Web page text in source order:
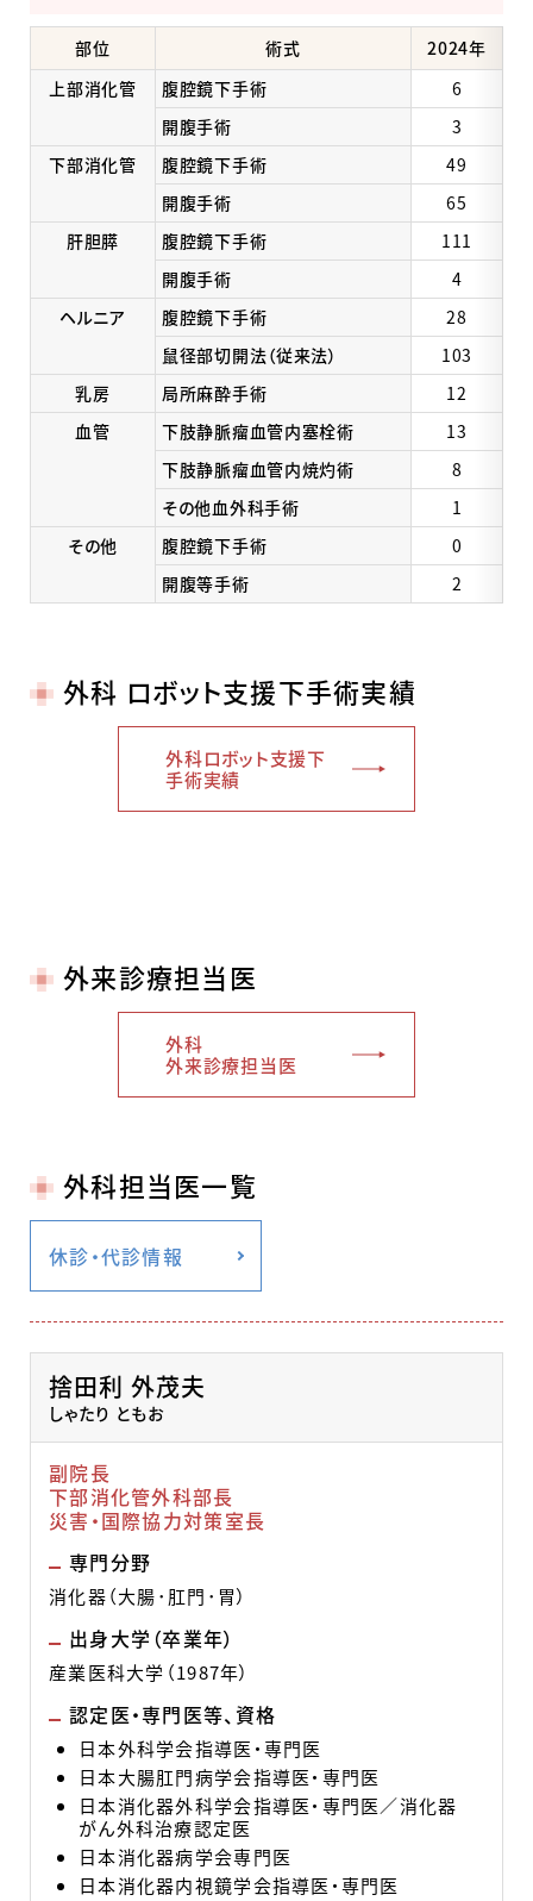
部位 術式
2024年
上部消化管
腹腔鏡下手術
6
開腹手術
3
下部消化管
腹腔鏡下手術
49
開腹手術
65
肝胆膵
腹腔鏡下手術
111
開腹手術
4
ヘルニア
腹腔鏡下手術
28
鼠径部切開法（従来法）
103
乳房
局所麻酔手術
12
血管
下肢静脈瘤血管内塞栓術
13
下肢静脈瘤血管内焼灼術
8
その他血外科手術
1
その他
腹腔鏡下手術
0
開腹等手術
2
外科 ロボット支援下手術実績
外科ロボット支援下
手術実績
外来診療担当医
外科
外来診療担当医
外科担当医一覧
休診・代診情報
捨田利 外茂夫
しゃたり ともお
副院長
下部消化管外科部長
災害・国際協力対策室長
専門分野
消化器（大腸･肛門･胃）
出身大学（卒業年）
産業医科大学（1987年）
認定医・専門医等、資格
日本外科学会指導医・専門医
日本大腸肛門病学会指導医・専門医
日本消化器外科学会指導医・専門医／消化器
がん外科治療認定医
日本消化器病学会専門医
日本消化器内視鏡学会指導医・専門医